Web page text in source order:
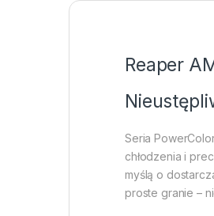
Reaper
Seria
chłodzenia i
myślą o
proste granie –